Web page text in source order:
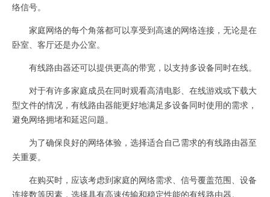
络信号。
家庭网络的每个角落都可以享受到高速的网络连接，无论是在
卧室、客厅还是办公室。
有线路由器还可以提供更高的带宽，以支持多设备同时在线。
对于有许多家庭成员在同时观看高清电影、在线游戏或下载大
型文件的情况，有线路由器能更好地满足多设备同时使用的需求，
避免网络拥堵和延迟问题。
为了确保良好的网络体验，选择适合自己需求的有线路由器至
关重要。
在购买时，应该考虑到家庭的网络需求、信号覆盖范围、设备
连接数等因素，选择具有高速传输和稳定性能的有线路由器。